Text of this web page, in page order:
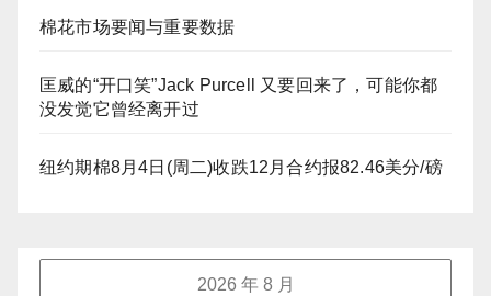
棉花市场要闻与重要数据
匡威的“开口笑”Jack Purcell 又要回来了，可能你都
没发觉它曾经离开过
纽约期棉8月4日(周二)收跌12月合约报82.46美分/磅
2026 年 8 月